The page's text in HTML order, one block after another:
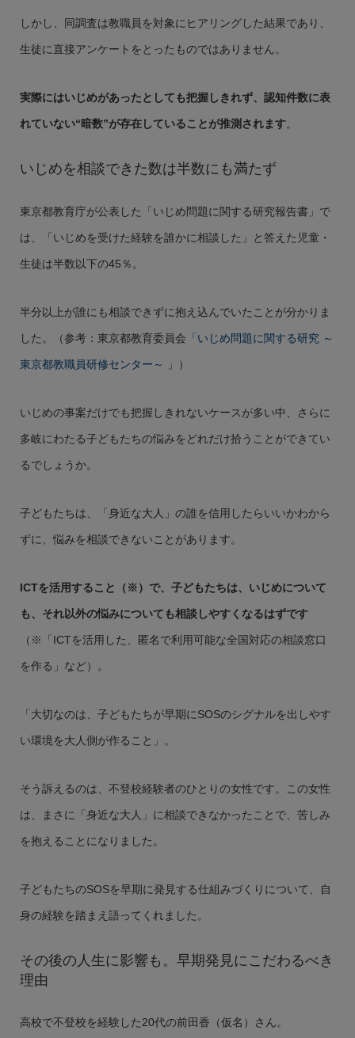
しかし、同調査は教職員を対象にヒアリングした結果であり、
生徒に直接アンケートをとったものではありません。
実際にはいじめがあったとしても把握しきれず、認知件数に表
れていない“暗数”が存在していることが推測されます。
いじめを相談できた数は半数にも満たず
東京都教育庁が公表した「いじめ問題に関する研究報告書」で
は、「いじめを受けた経験を誰かに相談した」と答えた児童・
生徒は半数以下の45％。
半分以上が誰にも相談できずに抱え込んでいたことが分かりま
した。（参考：東京都教育委員会 「いじめ問題に関する研究 ～
東京都教職員研修センター～ 」 ）
いじめの事案だけでも把握しきれないケースが多い中、さらに
多岐にわたる子どもたちの悩みをどれだけ拾うことができてい
るでしょうか。
子どもたちは、「身近な大人」の誰を信用したらいいかわから
ずに、悩みを相談できないことがあります。
ICTを活用すること（※）で、子どもたちは、いじめについて
も、それ以外の悩みについても相談しやすくなるはずです
（※「ICTを活用した、匿名で利用可能な全国対応の相談窓口
を作る」など）。
「大切なのは、子どもたちが早期にSOSのシグナルを出しやす
い環境を大人側が作ること」。
そう訴えるのは、不登校経験者のひとりの女性です。この女性
は、まさに「身近な大人」に相談できなかったことで、苦しみ
を抱えることになりました。
子どもたちのSOSを早期に発見する仕組みづくりについて、自
身の経験を踏まえ語ってくれました。
その後の人生に影響も。早期発見にこだわるべき
理由
高校で不登校を経験した20代の前田香（仮名）さん。